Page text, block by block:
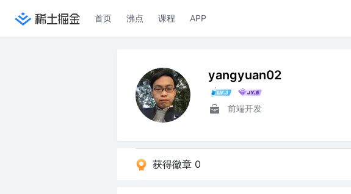
首页 沸点 课程 APP
yangyuan02
前端开发
获得徽章 0